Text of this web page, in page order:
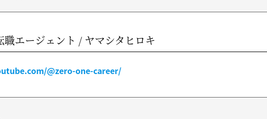
職エージェント / ヤマシタヒロキ
@zero-one-career/